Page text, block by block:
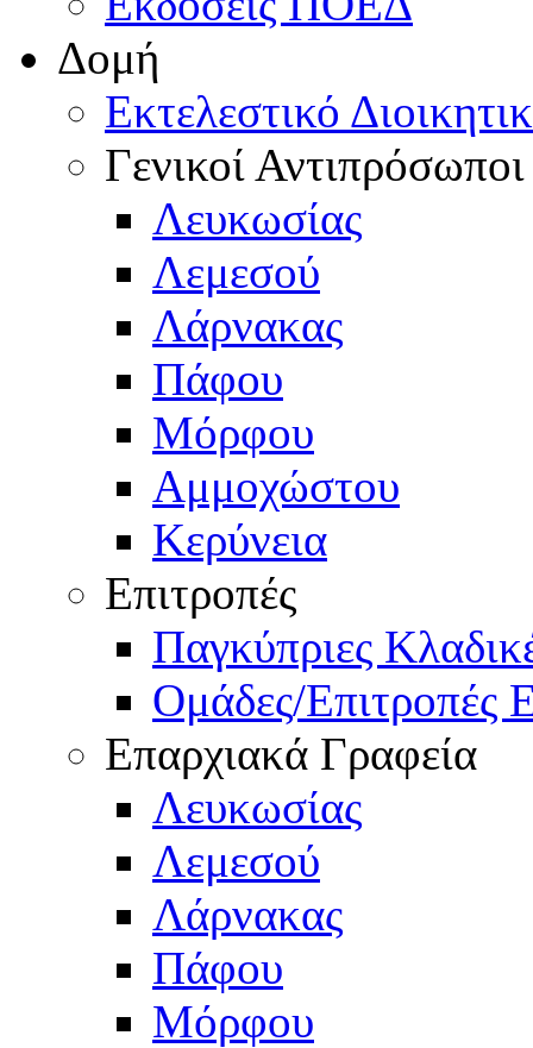
Δομή
Εκτελεστικό
Γενικοί Αντιπρόσωποι
Λευκωσίας
Λεμεσού
Λάρνακας
Πάφου
Μόρφου
Αμμοχώστου
Κερύνεια
Επιτροπές
Παγκύπριες
Ομάδες/Επιτροπές
Επαρχιακά Γραφεία
Λευκωσίας
Λεμεσού
Λάρνακας
Πάφου
Μόρφου